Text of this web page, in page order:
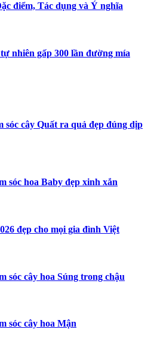
điểm, Tác dụng và Ý nghĩa
nhiên gấp 300 lần đường mía
sóc cây Quất ra quả đẹp đúng dịp
sóc hoa Baby đẹp xinh xắn
đẹp cho mọi gia đình Việt
sóc cây hoa Súng trong chậu
sóc cây hoa Mận